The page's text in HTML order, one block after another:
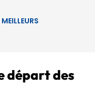
départ des